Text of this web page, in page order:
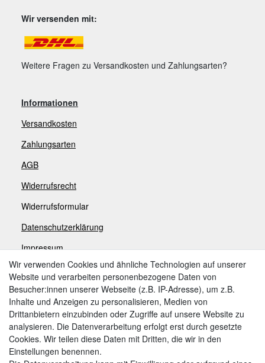
Wir versenden mit:
Weitere Fragen zu Versandkosten und Zahlungsarten?
Informationen
Versandkosten
Zahlungsarten
AGB
Widerrufsrecht
Widerrufsformular
Datenschutzerklärung
Impressum
Zahlungsarten
Weitere Zahlungsarten:
Kauf auf Rechnung
Wir verwenden Cookies und ähnliche Technologien auf unserer
Website und verarbeiten personenbezogene Daten von
Besucher:innen unserer Webseite (z.B. IP-Adresse), um z.B.
Inhalte und Anzeigen zu personalisieren, Medien von
Drittanbietern einzubinden oder Zugriffe auf unsere Website zu
analysieren. Die Datenverarbeitung erfolgt erst durch gesetzte
Cookies. Wir teilen diese Daten mit Dritten, die wir in den
Einstellungen benennen.